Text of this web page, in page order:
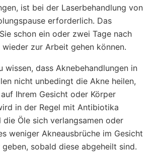
ist bei der Laserbehandlung von
erforderlich. Das
schon ein oder zwei Tage nach
wieder zur Arbeit gehen können.
wissen, dass Aknebehandlungen in
nicht unbedingt die Akne heilen,
Ihrem Gesicht oder Körper
in der Regel mit Antibiotika
Öle sich verlangsamen oder
weniger Akneausbrüche im Gesicht
sobald diese abgeheilt sind.